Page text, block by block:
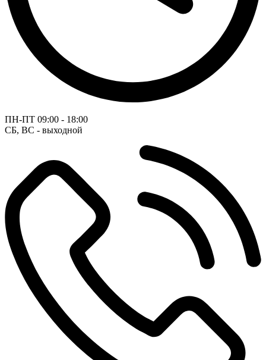
ПН-ПТ 09:00 - 18:00
СБ, ВС - выходной